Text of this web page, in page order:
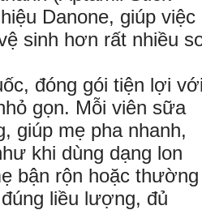
Danone, giúp việc
sinh hơn rất nhiều
đóng gói tiện lợi
gọn. Mỗi viên sữa
giúp mẹ pha nhanh,
khi dùng dạng lon
bận rộn hoặc thường
liều lượng, đủ